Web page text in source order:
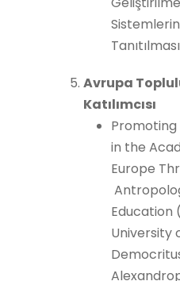
Sistemlerin
Avrupa
Katılımcısı
in the
Europe
Education
University